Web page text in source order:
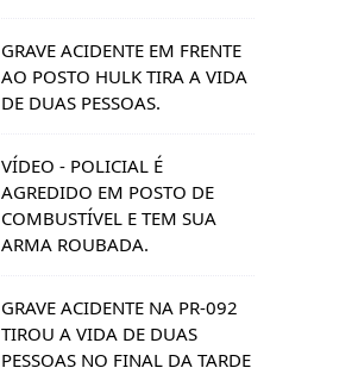
GRAVE ACIDENTE EM FRENTE
AO POSTO HULK TIRA A VIDA
DE DUAS PESSOAS.
VÍDEO - POLICIAL É
AGREDIDO EM POSTO DE
COMBUSTÍVEL E TEM SUA
ARMA ROUBADA.
GRAVE ACIDENTE NA PR-092
TIROU A VIDA DE DUAS
PESSOAS NO FINAL DA TARDE